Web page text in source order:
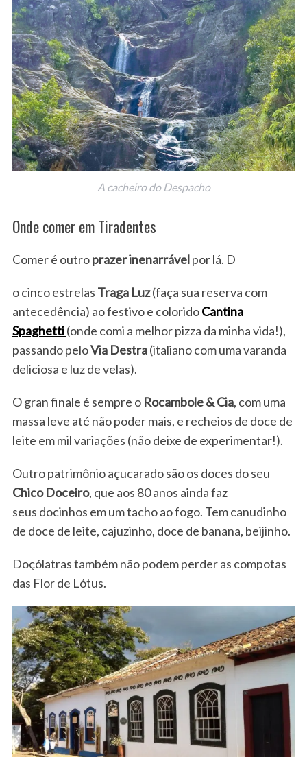
A cacheiro do Despacho
Onde comer em Tiradentes
Comer é outroprazer inenarrávelpor lá. D
o cinco estrelas Traga Luz(faça sua reserva com
antecedência) ao festivo e coloridoCantina
Spaghetti(onde comi a melhor pizza da minha vida!),
passando peloVia Destra(italiano com uma varanda
deliciosa e luz de velas).
O gran finale é sempre oRocambole & Cia, com uma
massa leve até não poder mais, e recheios de doce de
leite em mil variações (não deixe de experimentar!).
Outro patrimônio açucarado são os doces do seu
Chico Doceiro, que aos 80 anos ainda faz
seus docinhos em um tacho ao fogo. Tem canudinho
de doce de leite, cajuzinho, doce de banana, beijinho.
Doçólatras também não podem perder as compotas
das Flor de Lótus.